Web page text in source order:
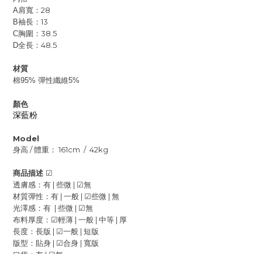
A肩寬：28
B袖長：13
C胸圍：38.5
D全長：48.5
材質
棉95% 彈性纖維5%
顏色
深藍粉
Model
身高/體重： 161cm / 42kg
商品描述 ☑
透膚感：有 | 些微 | ☑無
材質彈性：有 | 一般 | ☑些微 | 無
光澤感：有 | 些微 | ☑無
布料厚度： ☑輕薄 | 一般 | 中等 | 厚
長度：長版 | ☑一般 | 短版
版型：貼身 | ☑合身 | 寬版